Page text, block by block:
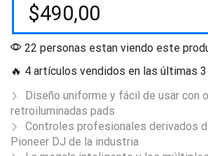
$490,00
22 personas estan viendo este
🔥 4 artículos vendidos en las últimas 3
Diseño uniforme y fácil de usar con
retroiluminadas pads
Controles profesionales derivados
Pioneer DJ de la industria